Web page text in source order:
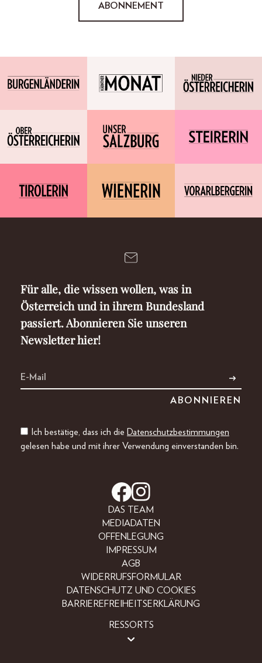
ABONNEMENT
Für alle, die wissen wollen, was in
Österreich und in ihrem Bundesland
passiert. Abonnieren Sie unseren
Newsletter hier!
Ich bestätige, dass ich die Datenschutzbestimmungen
gelesen habe und mit ihrer Verwendung einverstanden bin.
DAS TEAM
MEDIADATEN
OFFENLEGUNG
IMPRESSUM
AGB
WIDERRUFSFORMULAR
DATENSCHUTZ UND COOKIES
BARRIEREFREIHEITSERKLÄRUNG
RESSORTS